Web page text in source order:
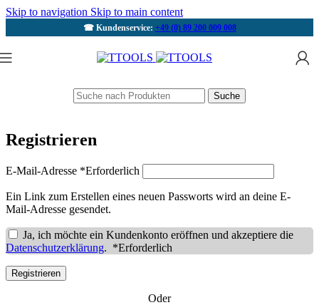
Skip to navigation Skip to main content
☎ Kundenservice: +49 (0) 89 200 009 008
Suche
Registrieren
E-Mail-Adresse *Erforderlich
Ein Link zum Erstellen eines neuen Passworts wird an deine E-
Mail-Adresse gesendet.
Ja, ich möchte ein Kundenkonto eröffnen und akzeptiere die
Datenschutzerklärung. *Erforderlich
Registrieren
Oder